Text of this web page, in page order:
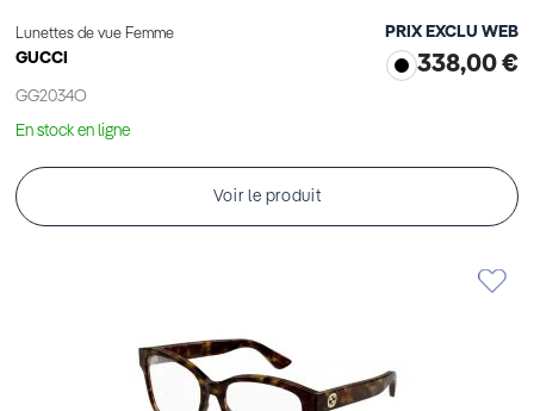
Lunettes de vue Femme
GUCCI
GG2034O
PRIX EXCLU WEB
338,00 €
En stock en ligne
Voir le produit